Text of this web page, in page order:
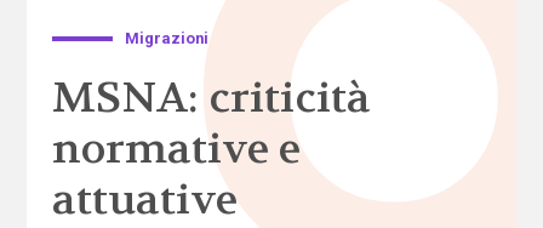
Migrazioni
MSNA: criticità
normative e
attuative